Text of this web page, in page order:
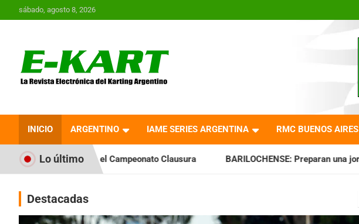
al
sábado, agosto 8, 2026
Revista Electrónica del
Karting en Argentina
INICIO ARGENTINO IAME SERIES ARGENTINA RMC BUENOS AIRES
Lo último
Clausura BARILOCHENSE: Preparan una jornada a puro espectáculo
Destacadas